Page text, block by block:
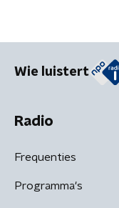
Wie luistert
Radio
Frequenties
Programma's